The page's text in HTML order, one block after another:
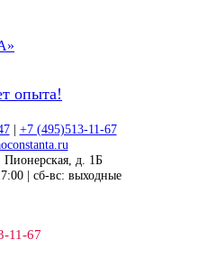
опыта!
| +7 (495)513-11-67
Пионерская, д. 1Б
| сб-вс: выходные
11-67